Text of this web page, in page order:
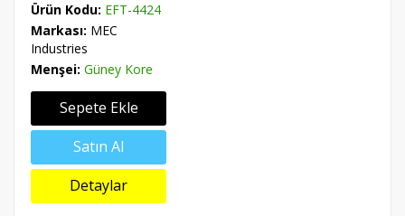
Ürün Kodu: EFT-4424
Markası: MEC
Industries
Menşei: Güney Kore
Sepete Ekle
Satın Al
Detaylar